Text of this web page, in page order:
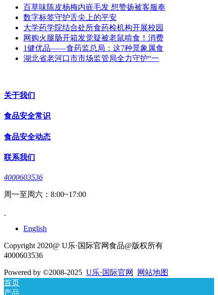
百草味陈皮杨梅内嵌毛发 想赞扬被客服奉
数字标签守护舌尖上的平安
大学药学院结合处所食药检机构开展校园
网购火腿肠开箱发觉疑被老鼠啃食！消费
1健优品——食药监总局：这7种景象属食
湖北省老河口市市场监管局全力守护“一
关于我们
食品安全常识
食品安全动态
联系我们
4000603536
周一至周六：8:00~17:00
English
Copyright 2020@ U乐·国际官网食品@版权所有
4000603536
Powered by ©2008-2025 U乐·国际官网
网站地图
首页
产品